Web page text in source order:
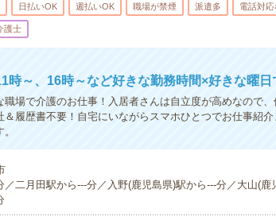
日払いOK 週払いOK 職場が禁煙 派遣多 電話対応
護士
時～、16時～など好きな勤務時間×好きな曜日
場で介護のお仕事！入居者さんは自立度が高めなので
履歴書不要！自宅にいながらスマホひとつでお仕事紹
／二月田駅から---分／入野(鹿児島県)駅から---分／大山(鹿